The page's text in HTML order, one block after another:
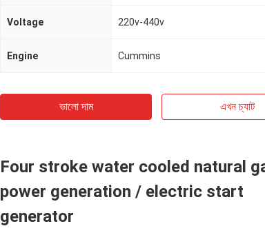
Voltage 220v-440v
Engine Cummins
ভালো দাম এখন চ্যাট
Four stroke water cooled natural
power generation / electric start
generator